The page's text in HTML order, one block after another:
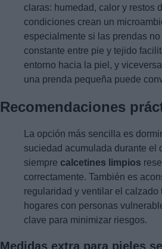
claras: humedad, calor y restos
condiciones crean un
especialmente si las prendas
constante entre pie y tejido
entorno hacia la piel, y
una prenda pequeña puede
Recomendaciones
La opción más sencilla es
suciedad acumulada durante el
siempre calcetines limpios
correctamente. También es
regularidad y ventilar el
hogares con personas
clave para minimizar riesgos.
Medidas extra para pieles